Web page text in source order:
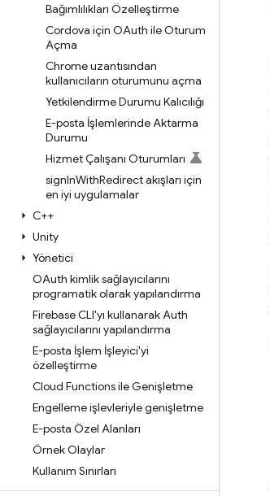
Bağımlılıkları Özelleştirme
Cordova için OAuth ile Oturum
Açma
Chrome uzantısından
kullanıcıların oturumunu açma
Yetkilendirme Durumu Kalıcılığı
E-posta İşlemlerinde Aktarma
Durumu
Hizmet Çalışanı Oturumları
signInWithRedirect akışları için
en iyi uygulamalar
C++
Unity
Yönetici
OAuth kimlik sağlayıcılarını
programatik olarak yapılandırma
Firebase CLI'yı kullanarak Auth
sağlayıcılarını yapılandırma
E-posta İşlem İşleyici'yi
özelleştirme
Cloud Functions ile Genişletme
Engelleme işlevleriyle genişletme
E-posta Özel Alanları
Örnek Olaylar
Kullanım Sınırları